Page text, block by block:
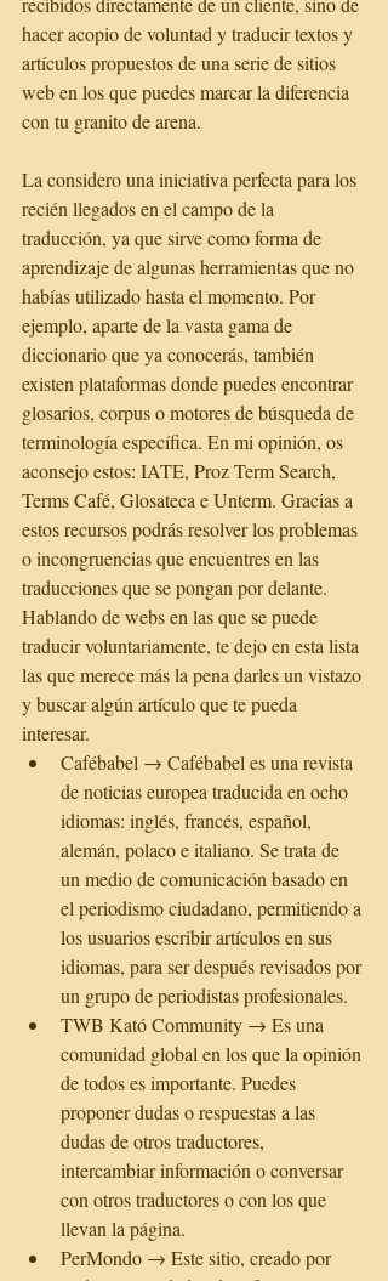
hacer acopio de voluntad y traducir textos y
artículos propuestos de una serie de sitios
web en los que puedes marcar la diferencia
con tu granito de arena.
La considero una iniciativa perfecta para los
recién llegados en el campo de la
traducción, ya que sirve como forma de
aprendizaje de algunas herramientas que no
habías utilizado hasta el momento. Por
ejemplo, aparte de la vasta gama de
diccionario que ya conocerás, también
existen plataformas donde puedes encontrar
glosarios, corpus o motores de búsqueda de
terminología específica. En mi opinión, os
aconsejo estos: IATE, Proz Term Search,
Terms Café, Glosateca e Unterm. Gracias a
estos recursos podrás resolver los problemas
o incongruencias que encuentres en las
traducciones que se pongan por delante.
Hablando de webs en las que se puede
traducir voluntariamente, te dejo en esta lista
las que merece más la pena darles un vistazo
y buscar algún artículo que te pueda
interesar.
Cafébabel → Cafébabel es una revista
de noticias europea traducida en ocho
idiomas: inglés, francés, español,
alemán, polaco e italiano. Se trata de
un medio de comunicación basado en
el periodismo ciudadano, permitiendo a
los usuarios escribir artículos en sus
idiomas, para ser después revisados por
un grupo de periodistas profesionales.
TWB Kató Community → Es una
comunidad global en los que la opinión
de todos es importante. Puedes
proponer dudas o respuestas a las
dudas de otros traductores,
intercambiar información o conversar
con otros traductores o con los que
llevan la página.
PerMondo → Este sitio, creado por